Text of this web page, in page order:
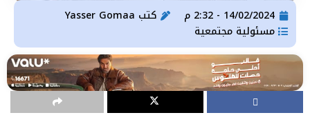
14/02/2024 - 2:32 م كتب
مسئولية مجتمعية